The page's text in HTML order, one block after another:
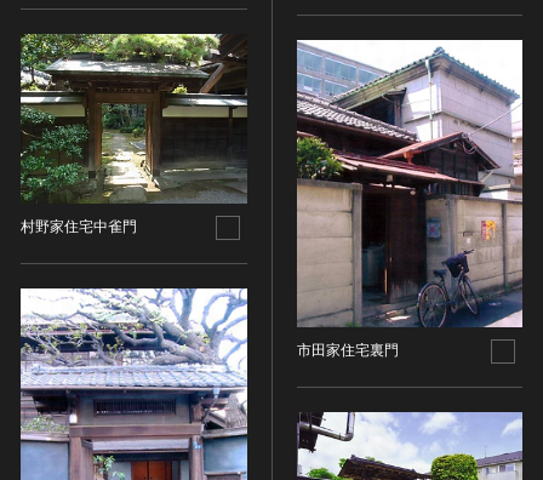
村野家住宅中雀門
市田家住宅裏門
南北朝 [日本]
室町 [日本]
安土・桃山 [日本]
江戸 [日本]
明治 [日本]
大正 [日本]
昭和 [日本]
平成 [日本]
令和 [日本]
旧石器 [朝鮮半島]
新石器 [朝鮮半島]
青銅器 [朝鮮半島]
近代その他
絵画
日本画
油彩画
水彩
素描
その他
版画
木版画
銅版画
リトグラフ（石版画）
シルクスクリーン
所蔵館
指定区分
指定区分を選択
重要文化財
登録有形文化財
重要無形文化財
登録無形文化財
記録作成等の措置を講ずべき無形文化財
メディア（動画等）を選択
動画
高画質画像
画像ライセンス
画像ライセンスを選択
CC0